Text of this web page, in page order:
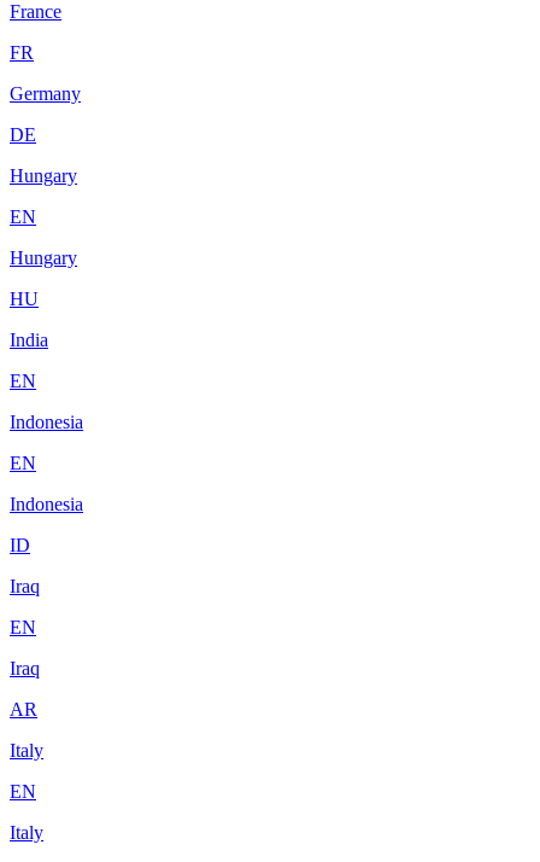
France
FR
Germany
DE
Hungary
EN
Hungary
HU
India
EN
Indonesia
EN
Indonesia
ID
Iraq
EN
Iraq
AR
Italy
EN
Italy